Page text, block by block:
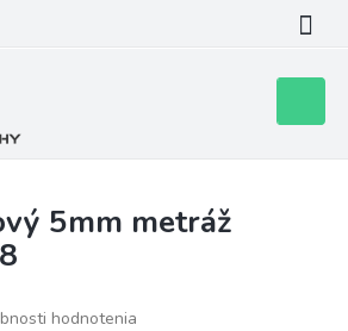
košík
5mm metráž
hodnotenia